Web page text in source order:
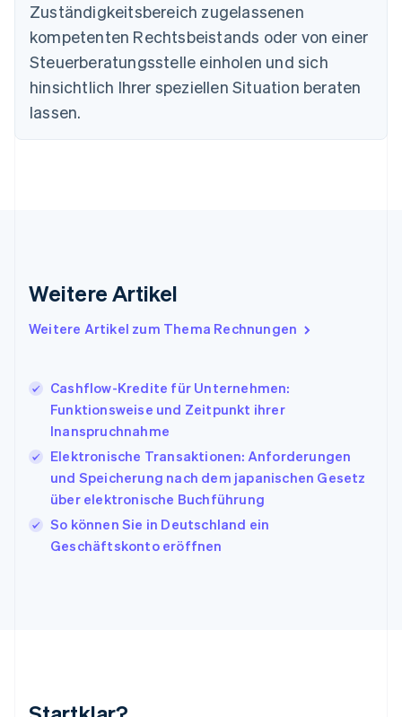
Zuständigkeitsbereich zugelassenen
kompetenten Rechtsbeistands oder von einer
Steuerberatungsstelle einholen und sich
hinsichtlich Ihrer speziellen Situation beraten
lassen.
Weitere Artikel
Weitere Artikel zum Thema Rechnungen
Cashflow-Kredite für Unternehmen:
Funktionsweise und Zeitpunkt ihrer
Inanspruchnahme
Elektronische Transaktionen: Anforderungen
und Speicherung nach dem japanischen Gesetz
über elektronische Buchführung
So können Sie in Deutschland ein
Geschäftskonto eröffnen
Deutschland
DeutschEnglish
Estland
English
Festlandchina
简体中文
EnglishSvenska
English
English
Japan
日本語 English
EnglishFrançais
Kroatien
EnglishItaliano
Lettland
Liechtenstein
DeutschEnglish